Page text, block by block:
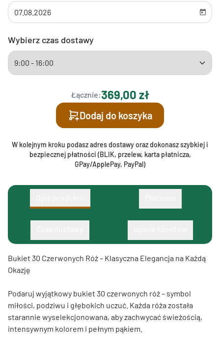
Wybierz czas dostawy
Łącznie:369,00 zł
Dodaj do koszyka
W kolejnym kroku podasz adres dostawy oraz dokonasz szybkiej i
bezpiecznej płatności (BLIK, przelew, karta płatnicza,
GPay/ApplePay, PayPal)
Bukiet 30 Czerwonych Róż – Klasyczna Elegancja na Każdą
Okazję
Podaruj wyjątkowy bukiet 30 czerwonych róż – symbol
miłości, podziwu i głębokich uczuć. Każda róża została
starannie wyselekcjonowana, aby zachwycać świeżością,
intensywnym kolorem i pełnym pąkiem.